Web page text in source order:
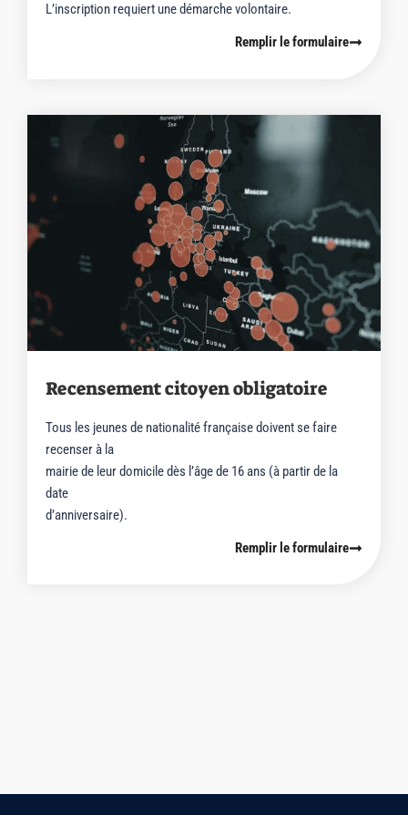
L’inscription requiert une démarche volontaire.
Remplir le formulaire
Recensement citoyen obligatoire
Tous les jeunes de nationalité française doivent se faire
recenser à la
mairie de leur domicile dès l’âge de 16 ans (à partir de la
date
d’anniversaire).
Remplir le formulaire